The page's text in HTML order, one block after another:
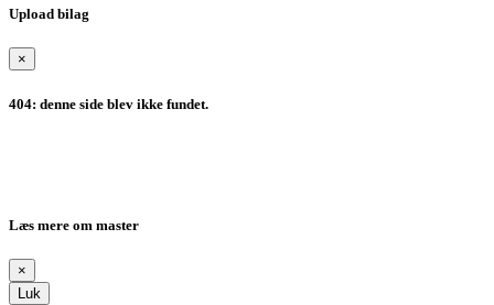
Upload bilag
×
404: denne side blev ikke fundet.
Læs mere om master
×
Luk